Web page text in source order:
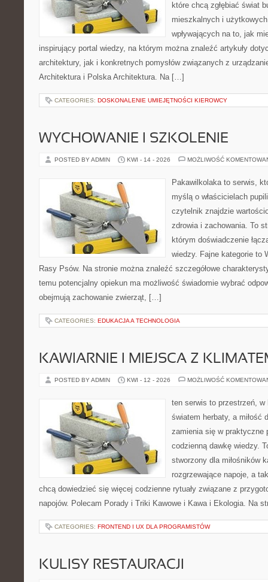
które chcą zgłębiać świat
mieszkalnych i
wpływających na to, jak
inspirujący portal wiedzy, na którym można znaleźć artykuły
architektury, jak i konkretnych pomysłów związanych z
Architektura i Polska Architektura. Na […]
CATEGORIES: DOSKONALENIE UMIEJĘTNOŚCI KIEROWCY
WYCHOWANIE I SZKOLENIE
POSTED BY ADMIN KWI - 14 - 2026 MOŻLIWOŚĆ
Pakawilkolaka to serwis,
myślą o właścicielach
czytelnik znajdzie
zdrowia i zachowania. To
którym doświadczenie
wiedzy. Fajne kategorie to
Rasy Psów. Na stronie można znaleźć szczegółowe
temu potencjalny opiekun ma możliwość świadomie wybrać
obejmują zachowanie zwierząt, […]
CATEGORIES: EDUKACJA A TECHNOLOGIA
KAWIARNIE I MIEJSCA Z
POSTED BY ADMIN KWI - 12 - 2026 MOŻLIWOŚĆ
ten serwis to przestrzeń,
światem herbaty, a miłość
zamienia się w praktyczne
codzienną dawkę wiedzy.
stworzony dla miłośników
rozgrzewające napoje, a
chcą dowiedzieć się więcej codzienne rytuały związane z
napojów. Polecam Porady i Triki Kawowe i Kawa i Ekologia. Na
CATEGORIES: FRONTEND I UX DLA PROGRAMISTÓW
KULISY RESTAURACJI